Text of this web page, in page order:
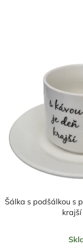
Šálka s podšálkou s potlačou S